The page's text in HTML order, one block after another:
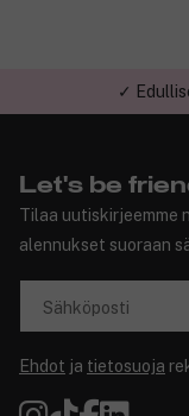
✓
Let's be
Tilaa uutiskirjeemme
alennukset suoraan
Sähköposti
Ehdot ja tietosuoja